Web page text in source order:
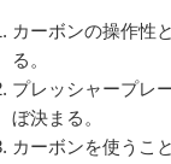
カーボンの操作性
る。
プレッシャープレ
ぼ決まる。
カーボンを使うこ